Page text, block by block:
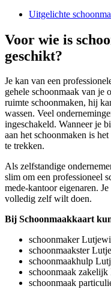
Uitgelichte
Voor wie is
geschikt?
Je kan van een
gehele schoonmaak van je
ruimte schoonmaken, hij
wassen. Veel
ingeschakeld. Wanneer je
aan het schoonmaken is
te trekken.
Als zelfstandige
slim om een professioneel
mede-kantoor eigenaren.
volledig zelf wilt doen.
Bij Schoonmaakkaart
schoonmaker
schoonmaakster
schoonmaakhulp
schoonmaak
schoonmaak